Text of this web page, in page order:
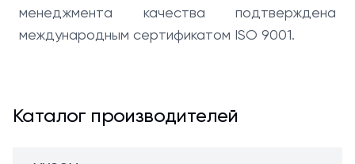
менеджмента качества подтверждена
международным сертификатом ISO 9001.
Каталог производителей